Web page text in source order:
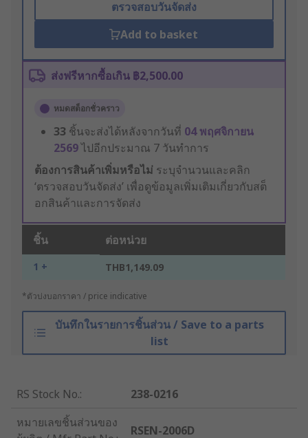
ตรวจสอบวันจัดส่ง
Add to basket
ส่งฟรีหากซื้อเกิน ฿2,500.00
หมดสต็อกชั่วคราว
33 ชิ้นจะส่งได้หลังจากวันที่ 04 พฤศจิกายน
2569ไปอีกประมาณ 7 วันทำการ
ต้องการสินค้าเพิ่มหรือไม่ ระบุจำนวนและคลิก
‘ตรวจสอบวันจัดส่ง’ เพื่อดูข้อมูลเพิ่มเติมเกี่ยวกับสต็
อกสินค้าและการจัดส่ง
ชิ้น ต่อหน่วย
1 + THB1,149.09
*ตัวบ่งบอกราคา / price indicative
บันทึกในรายการชิ้นส่วน / Save to a parts
list
RS Stock No.:
238-0216
หมายเลขชิ้นส่วนของ
RSEN-2006D